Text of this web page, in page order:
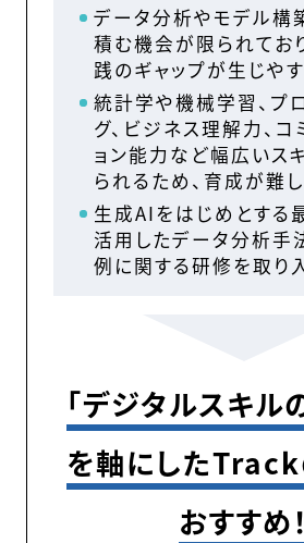
データ分析やモデル構
積む機会が限られてお
践のギャップが生じや
統計学や機械学習、プ
グ、ビジネス理解力、コ
ョン能力など幅広いス
られるため、育成が難
生成AIをはじめとする
活用したデータ分析手
例に関する研修を取り
「デジタルスキル
を軸にした
おすすめ！